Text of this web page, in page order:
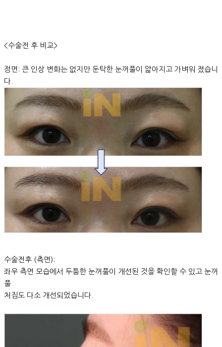
<수술전 후 비교>
정면: 큰 인상 변화는 없지만 둔탁한 눈꺼풀이 얇아지고 가벼워 졌습니
다.
수술전후 (측면):
좌우 측면 모습에서 두툼한 눈꺼풀이 개선된 것을 확인할 수 있고 눈꺼
풀
처짐도 다소 개선되었습니다.